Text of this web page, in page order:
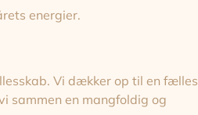
energier.
Vi dækker op til en fælles
sammen en mangfoldig og